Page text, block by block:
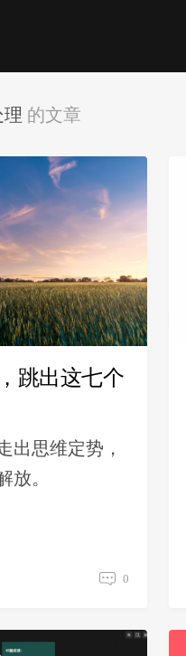
的文章
跳出这七个
出思维定势，
。
0